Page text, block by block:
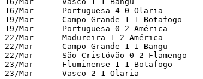
16/Mar      Portuguesa 4-0 Olaria
19/Mar      Campo Grande 1-1 Botafogo
19/Mar      Portuguesa 0-2 América
22/Mar      Madureira 1-2 América
22/Mar      Campo Grande 1-1 Bangu
22/Mar      São Cristóvão 0-2 Flamengo
23/Mar      Fluminense 1-1 Botafogo
23/Mar      Vasco 2-1 Olaria